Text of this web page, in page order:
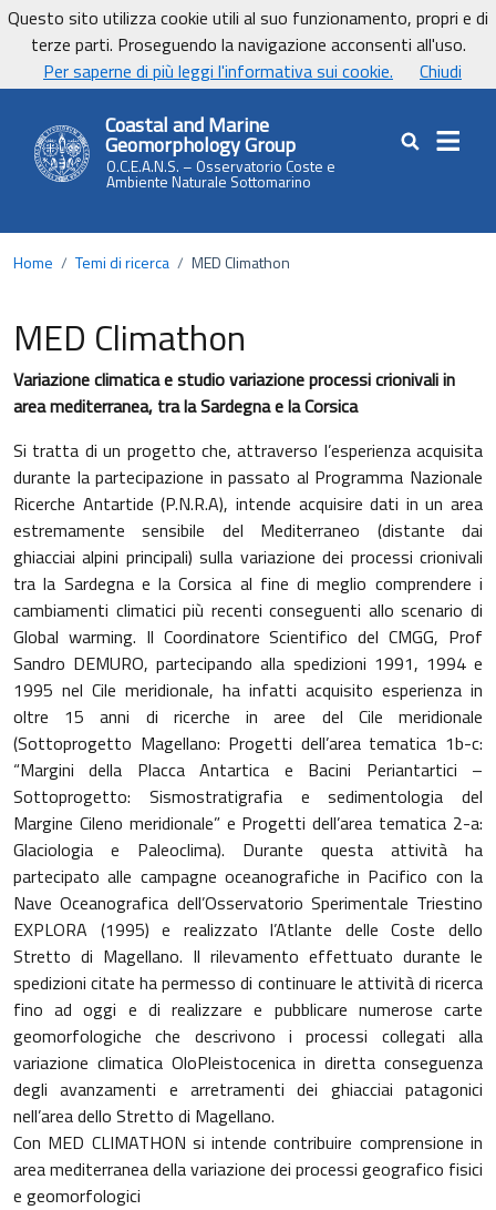
Vai ai contenuti
Vai al footer
UnicaNews
Coastal and Marine
Geomorphology Group
O.C.E.A.N.S. – Osservatorio Coste e
Ambiente Naturale Sottomarino
Cerca nel sito
Home / Temi di ricerca / MED Climathon
MED Climathon
Variazione climatica e studio variazione processi crionivali in
area mediterranea, tra la Sardegna e la Corsica
Si tratta di un progetto che, attraverso l’esperienza acquisita
durante la partecipazione in passato al Programma Nazionale
Ricerche Antartide (P.N.R.A), intende acquisire dati in un area
estremamente sensibile del Mediterraneo (distante dai
ghiacciai alpini principali) sulla variazione dei processi crionivali
tra la Sardegna e la Corsica al fine di meglio comprendere i
cambiamenti climatici più recenti conseguenti allo scenario di
Global warming. Il Coordinatore Scientifico del CMGG, Prof
Sandro DEMURO, partecipando alla spedizioni 1991, 1994 e
1995 nel Cile meridionale, ha infatti acquisito esperienza in
oltre 15 anni di ricerche in aree del Cile meridionale
(Sottoprogetto Magellano: Progetti dell’area tematica 1b-c:
“Margini della Placca Antartica e Bacini Periantartici –
Sottoprogetto: Sismostratigrafia e sedimentologia del
Margine Cileno meridionale” e Progetti dell’area tematica 2-a:
Glaciologia e Paleoclima). Durante questa attività ha
partecipato alle campagne oceanografiche in Pacifico con la
Nave Oceanografica dell’Osservatorio Sperimentale Triestino
EXPLORA (1995) e realizzato l’Atlante delle Coste dello
Stretto di Magellano. Il rilevamento effettuato durante le
spedizioni citate ha permesso di continuare le attività di ricerca
fino ad oggi e di realizzare e pubblicare numerose carte
geomorfologiche che descrivono i processi collegati alla
variazione climatica OloPleistocenica in diretta conseguenza
degli avanzamenti e arretramenti dei ghiacciai patagonici
nell’area dello Stretto di Magellano.
Con MED CLIMATHON si intende contribuire comprensione in
area mediterranea della variazione dei processi geografico fisici
e geomorfologici
Questo sito utilizza cookie utili al suo funzionamento, propri e di
terze parti. Proseguendo la navigazione acconsenti all'uso.
Per saperne di più leggi l'informativa sui cookie.
Chiudi